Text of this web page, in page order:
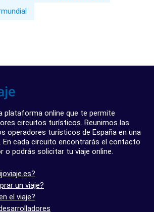
plataforma online que te permite
circuitos turísticos. Reunimos las
operadores turísticos de España en una
En cada circuito encontrarás el contacto
o podrás solicitar tu viaje online.
un viaje?
el viaje?